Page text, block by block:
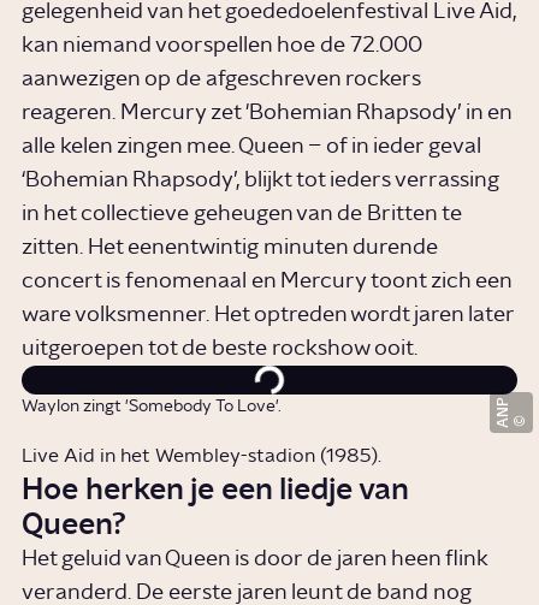
gelegenheid van het goededoelenfestival Live Aid,
kan niemand voorspellen hoe de 72.000
aanwezigen op de afgeschreven rockers
reageren. Mercury zet 'Bohemian Rhapsody’ in en
alle kelen zingen mee. Queen – of in ieder geval
‘Bohemian Rhapsody’, blijkt tot ieders verrassing
in het collectieve geheugen van de Britten te
zitten. Het eenentwintig minuten durende
concert is fenomenaal en Mercury toont zich een
ware volksmenner. Het optreden wordt jaren later
uitgeroepen tot de beste rockshow ooit.
Waylon zingt 'Somebody To Love'. ANP
Live Aid in het Wembley-stadion (1985).
Hoe herken je een liedje van
Queen?
Het geluid van Queen is door de jaren heen flink
veranderd. De eerste jaren leunt de band nog